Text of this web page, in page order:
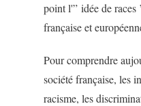
point l'” idée de races
française et
Pour comprendre
société française, les
racisme, les